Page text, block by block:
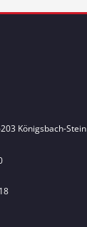
Königsbach-Stein